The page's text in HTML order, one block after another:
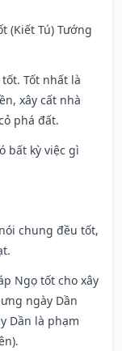
(Kiết Tú) Tướng
Tốt nhất là
xây cất nhà
phá đất.
bất kỳ việc gì
chung đều tốt,
Ngọ tốt cho xây
ngày Dần
Dần là phạm